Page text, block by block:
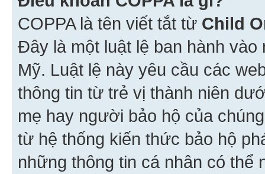
COPPA là tên viết tắt từ Child
Đây là một luật lệ ban hành
Mỹ. Luật lệ này yêu cầu các
thông tin từ trẻ vị thành niên
mẹ hay người bảo hộ của
từ hệ thống kiến thức bảo hộ
những thông tin cá nhân có thể